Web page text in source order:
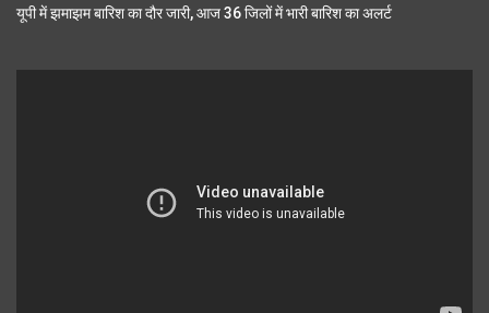
यूपी में झमाझम बारिश का दौर जारी, आज 36 जिलों में भारी बारिश का अलर्ट